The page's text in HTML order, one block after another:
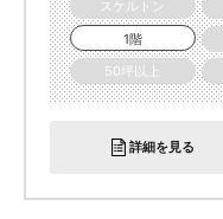
スケルトン
1階
50坪以上
詳細を見る